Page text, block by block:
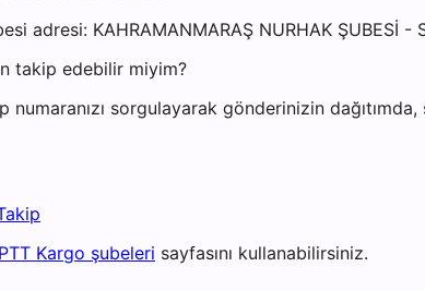
adresi: KAHRAMANMARAŞ NURHAK ŞUBESİ
takip edebilir miyim?
sorgulayarak gönderinizin
PTT Kargo şubeleri sayfasını kullanabilirsiniz.